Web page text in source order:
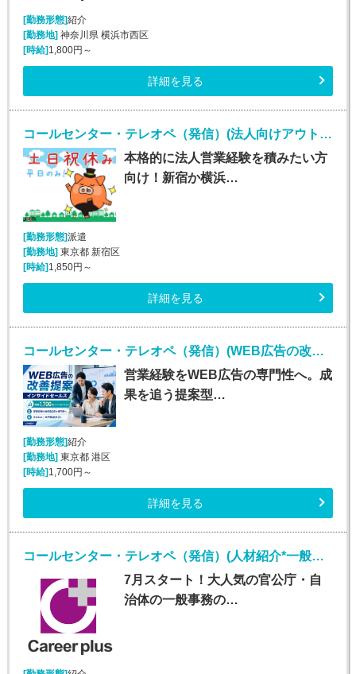
[勤務形態]紹介
[勤務地] 神奈川県 横浜市西区
[時給] 1,800円～
詳細を見る
コールセンター・テレオペ（発信）(法人向けアウトバウンド業務/週5/9~18時)
本格的に法人営業経験を積みたい方
向け！新宿か横浜…
[勤務形態]派遣
[勤務地] 東京都 新宿区
[時給] 1,850円～
詳細を見る
コールセンター・テレオペ（発信）(WEB広告の改善提案・インサイドセールス)
営業経験をWEB広告の専門性へ。成
果を追う提案型…
[勤務形態]紹介
[勤務地] 東京都 港区
[時給] 1,700円～
詳細を見る
コールセンター・テレオペ（発信）(人材紹介*一般事務、審査案件*安定収入*大手町勤務)
7月スタート！大人気の官公庁・自
治体の一般事務の…